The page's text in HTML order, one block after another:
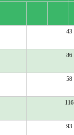
43
86
58
116
93